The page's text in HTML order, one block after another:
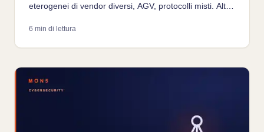
eterogenei di vendor diversi, AGV, protocolli misti. Alta
integrazione con ERP rompono la segmentazione. Un
6 min di lettura